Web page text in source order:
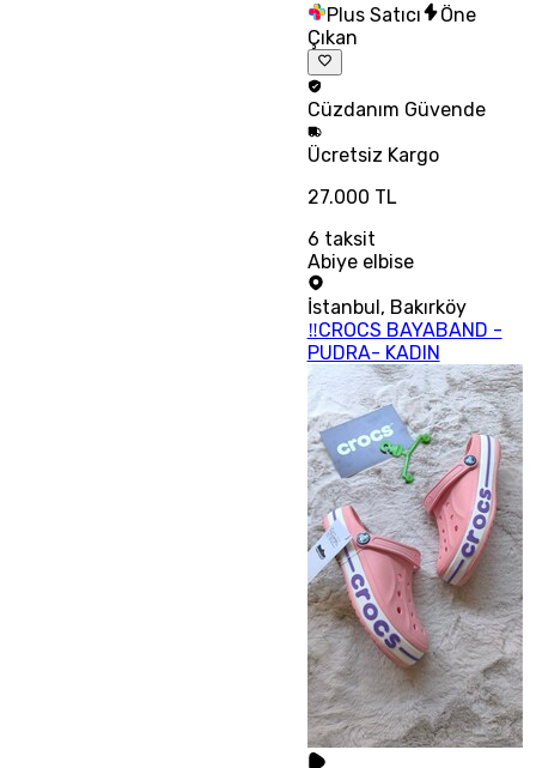
Plus Satıcı
Öne
Çıkan
Cüzdanım Güvende
Ücretsiz Kargo
27.000 TL
6 taksit
Abiye elbise
İstanbul, Bakırköy
‼CROCS BAYABAND -
PUDRA- KADIN